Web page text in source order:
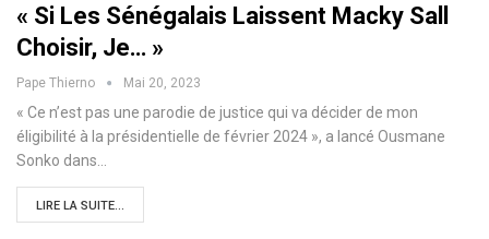
« Si Les Sénégalais Laissent Macky Sall
Choisir, Je… »
Pape Thierno Mai 20, 2023
« Ce n’est pas une parodie de justice qui va décider de mon
éligibilité à la présidentielle de février 2024 », a lancé Ousmane
Sonko dans…
LIRE LA SUITE...